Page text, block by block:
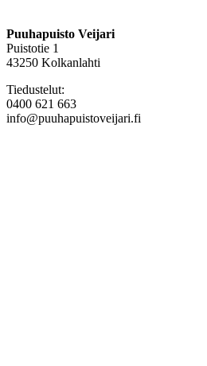
Puuhapuisto Veijari
Puistotie 1
43250 Kolkanlahti
Tiedustelut:
0400 621 663
info@puuhapuistoveijari.fi